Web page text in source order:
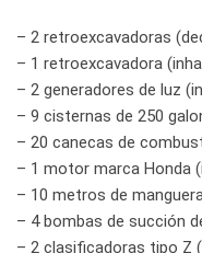
– 2 retroexcavadoras
– 1 retroexcavadora
– 2 generadores de luz
– 9 cisternas de 250
– 20 canecas de
– 1 motor marca Honda
– 10 metros de
– 4 bombas de succión
– 2 clasificadoras tipo Z